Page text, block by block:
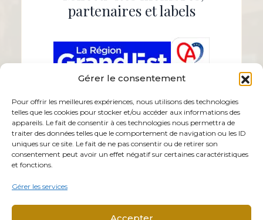
Gérer le consentement
Pour offrir les meilleures expériences, nous utilisons des technologies
telles que les cookies pour stocker et/ou accéder aux informations des
appareils. Le fait de consentir à ces technologies nous permettra de
traiter des données telles que le comportement de navigation ou les ID
uniques sur ce site. Le fait de ne pas consentir ou de retirer son
consentement peut avoir un effet négatif sur certaines caractéristiques
et fonctions.
Gérer les services
Accepter
partenaires et labels